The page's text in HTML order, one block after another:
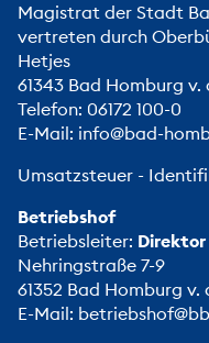
Magistrat der Stadt
vertreten durch
Hetjes
61343 Bad Homburg v.
Telefon: 06172 100-0
E-Mail: info@bad-
Umsatzsteuer -
Betriebshof
Betriebsleiter:
Nehringstraße 7-9
61352 Bad Homburg v.
E-Mail: